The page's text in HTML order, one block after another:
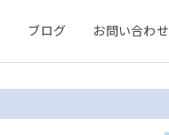
ブログ お問い合わせ